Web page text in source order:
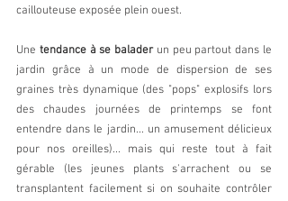
caillouteuse exposée plein ouest.
Une tendance à se balader un peu partout dans le
jardin grâce à un mode de dispersion de ses
graines très dynamique (des "pops" explosifs lors
des chaudes journées de printemps se font
entendre dans le jardin... un amusement délicieux
pour nos oreilles)... mais qui reste tout à fait
gérable (les jeunes plants s'arrachent ou se
transplantent facilement si on souhaite contrôler